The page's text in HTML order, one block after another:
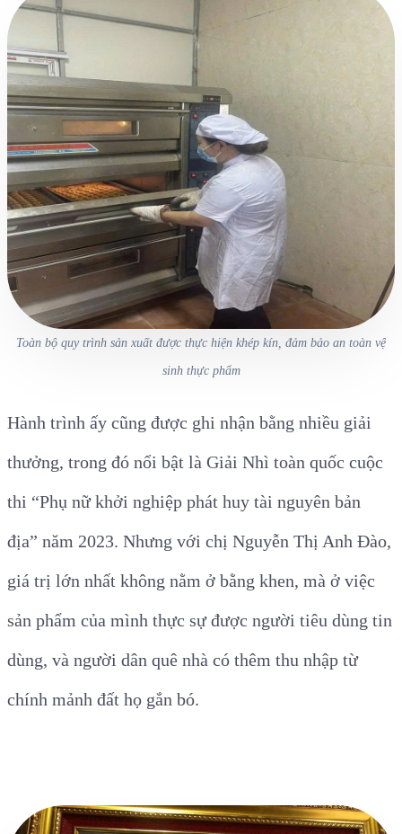
Toàn bộ quy trình sản xuất được thực hiện khép kín, đảm bảo an toàn vệ
sinh thực phẩm
Hành trình ấy cũng được ghi nhận bằng nhiều giải
thưởng, trong đó nổi bật là Giải Nhì toàn quốc cuộc
thi “Phụ nữ khởi nghiệp phát huy tài nguyên bản
địa” năm 2023. Nhưng với chị Nguyễn Thị Anh Đào,
giá trị lớn nhất không nằm ở bằng khen, mà ở việc
sản phẩm của mình thực sự được người tiêu dùng tin
dùng, và người dân quê nhà có thêm thu nhập từ
chính mảnh đất họ gắn bó.